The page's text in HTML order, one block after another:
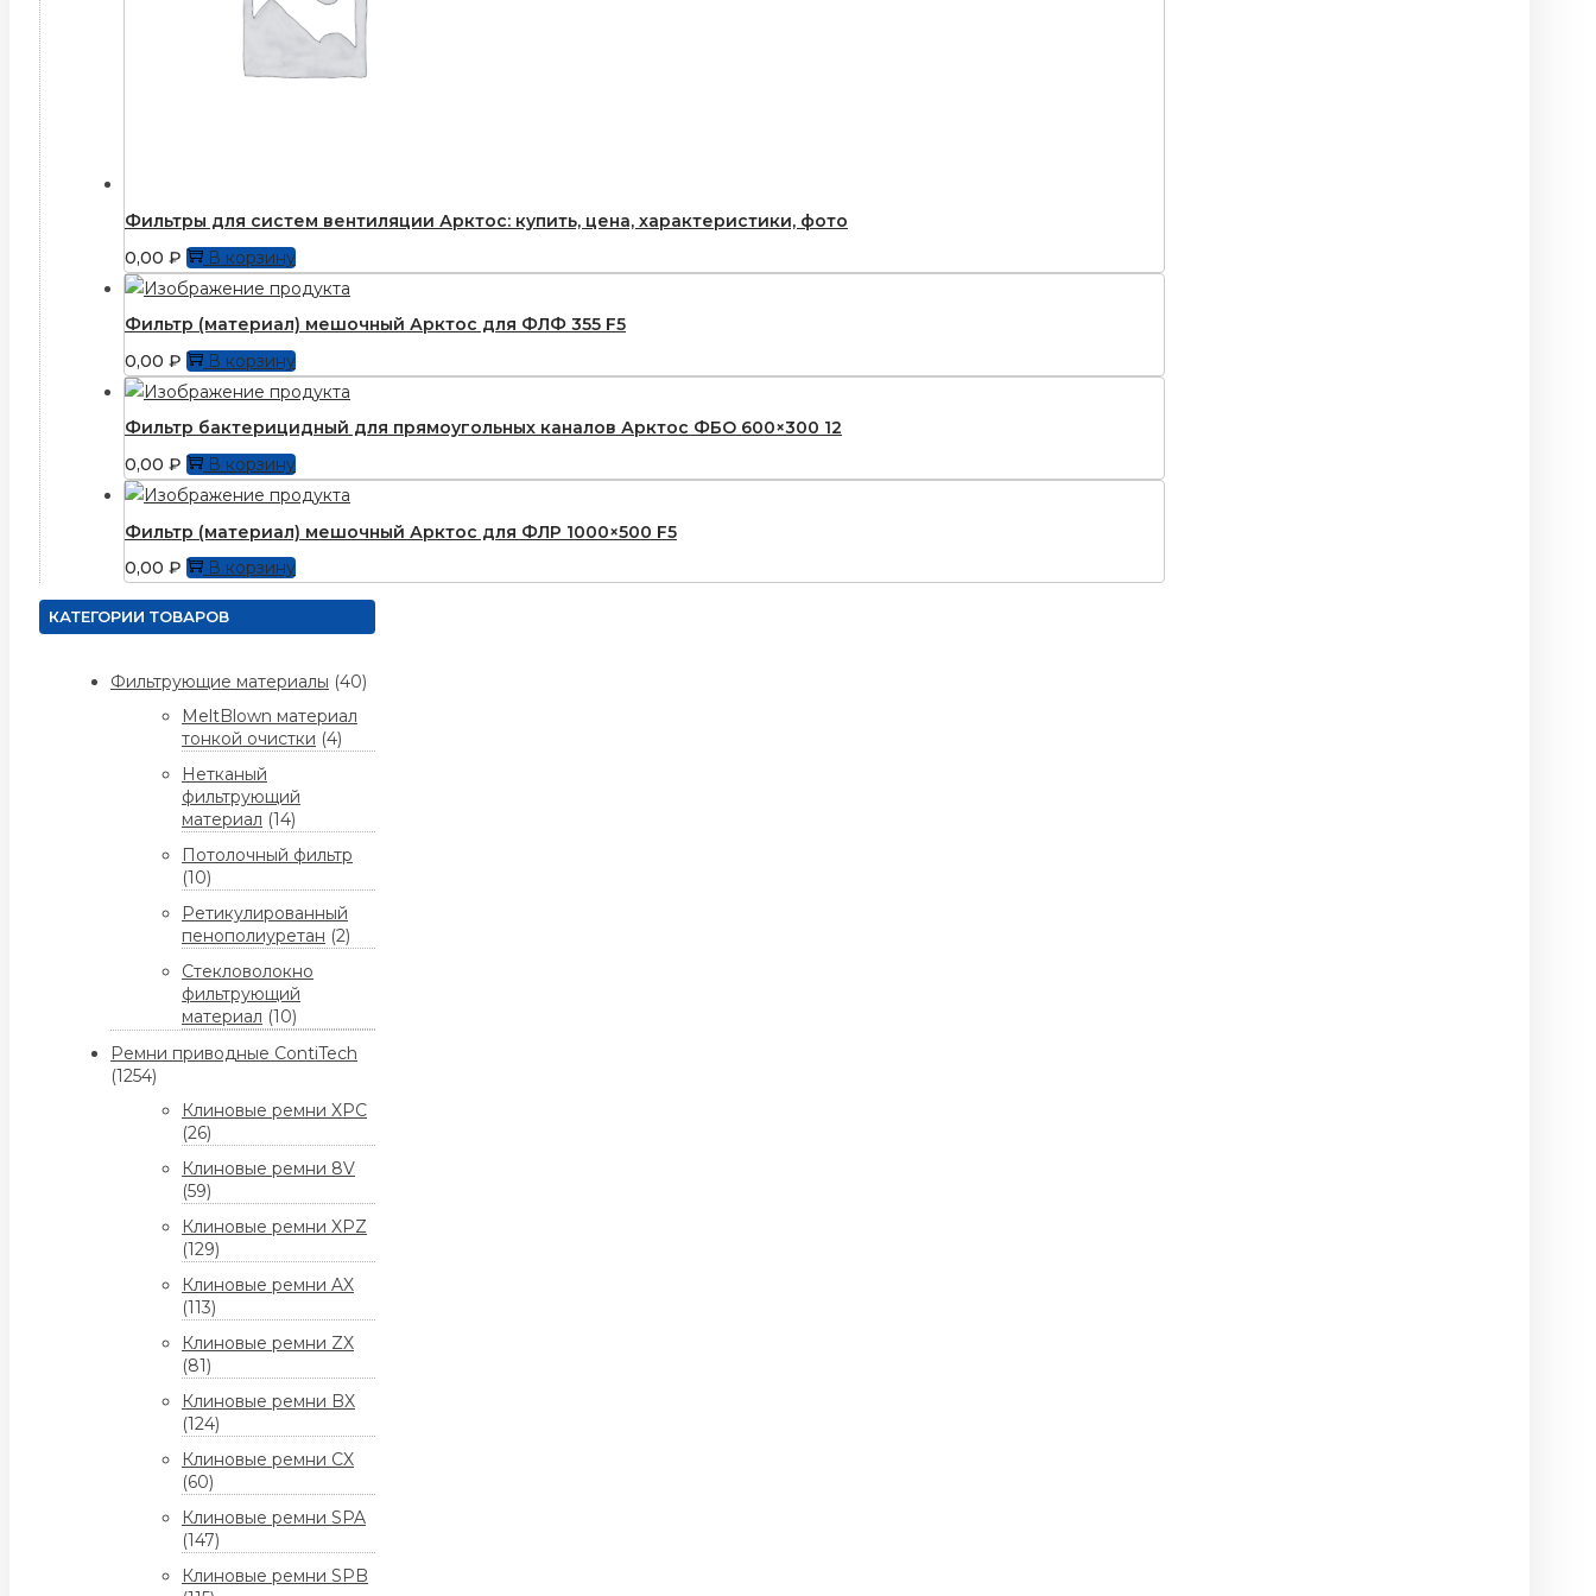
Фильтры для систем вентиляции Арктос: купить, цена, характеристики, фото
0,00 ₽ В корзину
Фильтр (материал) мешочный Арктос для ФЛФ 355 F5
0,00 ₽ В корзину
Фильтр бактерицидный для прямоугольных каналов Арктос ФБО 600×300 12
0,00 ₽ В корзину
Фильтр (материал) мешочный Арктос для ФЛР 1000×500 F5
0,00 ₽ В корзину
КАТЕГОРИИ ТОВАРОВ
Фильтрующие материалы (40)
MeltBlown материал
тонкой очистки (4)
Нетканый
фильтрующий
материал (14)
Потолочный фильтр
(10)
Ретикулированный
пенополиуретан (2)
Стекловолокно
фильтрующий
материал (10)
Ремни приводные ContiTech
(1254)
Клиновые ремни XPC
(26)
Клиновые ремни 8V
(59)
Клиновые ремни XPZ
(129)
Клиновые ремни AX
(113)
Клиновые ремни ZX
(81)
Клиновые ремни BX
(124)
Клиновые ремни CX
(60)
Клиновые ремни SPA
(147)
Клиновые ремни SPB